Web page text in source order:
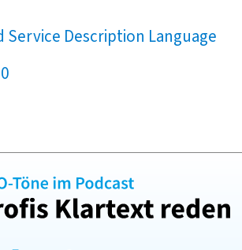
Service Description Language